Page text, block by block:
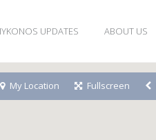
UPDATES ABOUT US
My Location Fullscreen